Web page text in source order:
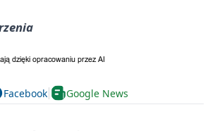
Facebook Google News